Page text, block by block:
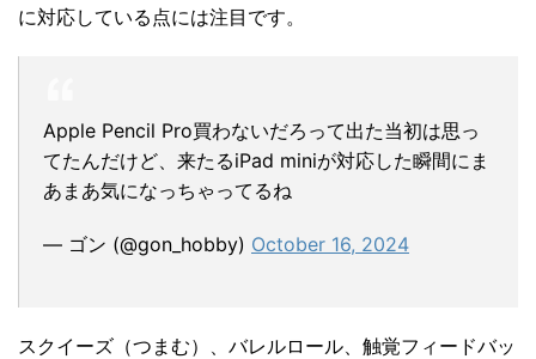
に対応している点には注目です。
Apple Pencil Pro買わないだろって出た当初は思っ
てたんだけど、来たるiPad miniが対応した瞬間にま
あまあ気になっちゃってるね
— ゴン (@gon_hobby) October 16, 2024
スクイーズ（つまむ）、バレルロール、触覚フィードバッ